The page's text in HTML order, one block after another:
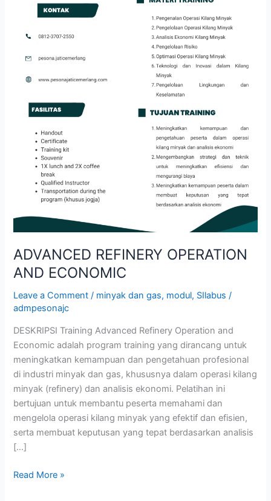
ADVANCED REFINERY OPERATION
AND ECONOMIC
Leave a Comment / minyak dan gas, modul, SIlabus /
admpesonajc
DESKRIPSI Training Advanced Refinery Operation and
Economic adalah program training yang dirancang untuk
meningkatkan kemampuan dan pengetahuan profesional
di industri minyak dan gas, khususnya dalam operasi kilang
minyak (refinery) dan analisis ekonomi. Pelatihan ini
bertujuan untuk membantu peserta memahami dan
mengelola operasi kilang minyak yang efektif dan efisien,
serta membuat keputusan yang tepat berdasarkan analisis
[…]
Read More »